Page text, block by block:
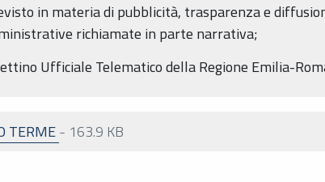
in materia di pubblicità, trasparenza e
richiamate in parte narrativa;
Ufficiale Telematico della Regione Emilia-
TERME- 163.9 KB